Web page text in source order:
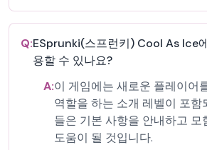
Q:ESprunki(스프런키) Cool As Ice
용할 수 있나요?
A:이 게임에는 새로운 플레이어
역할을 하는 소개 레벨이 포함
들은 기본 사항을 안내하고 모
도움이 될 것입니다.